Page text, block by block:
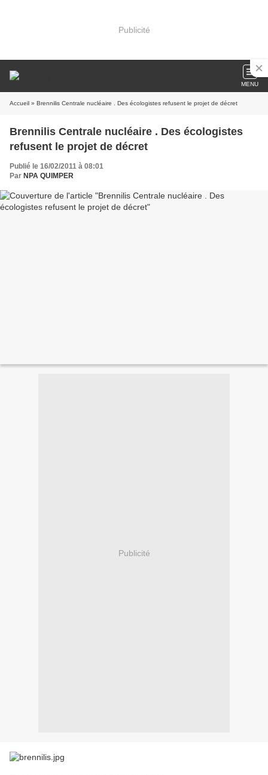
Publicité
MENU
Accueil » Brennilis Centrale nucléaire . Des écologistes refusent le projet de décret
Brennilis Centrale nucléaire . Des écologistes
refusent le projet de décret
Publié le 16/02/2011 à 08:01
Par NPA QUIMPER
Publicité